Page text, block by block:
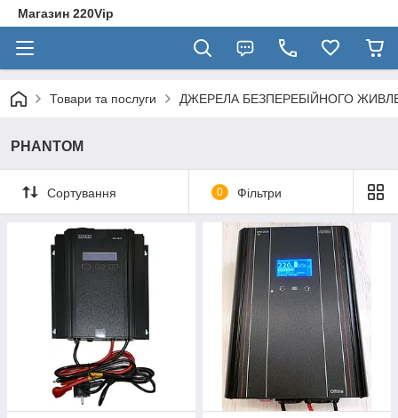
Магазин 220Vip
Товари та послуги ДЖЕРЕЛА БЕЗПЕРЕБІЙНОГО
PHANTOM
Сортування 0 Фільтри